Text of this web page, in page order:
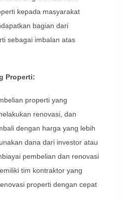
kepada masyarakat
bagian dari
sebagai imbalan atas
Properti:
properti yang
renovasi, dan
dengan harga yang lebih
dana dari investor atau
pembelian dan renovasi
tim kontraktor yang
properti dengan cepat